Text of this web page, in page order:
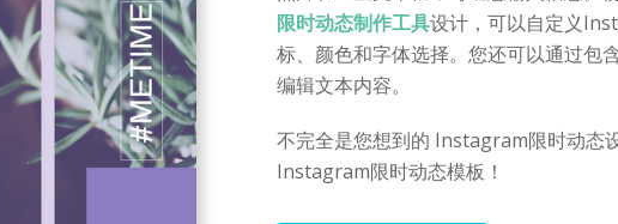
限时动态制作工具设计，可以自定义
标、颜色和字体选择。您还可以通过包
编辑文本内容。
不完全是您想到的 Instagram限时动态
Instagram限时动态模板！